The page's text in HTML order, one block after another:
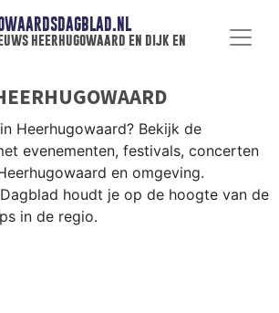
heerhugowaard en dijk en
Heerhugowaard? Bekijk de
evenementen, festivals, concerten
en omgeving.
houdt je op de hoogte van de
in de regio.